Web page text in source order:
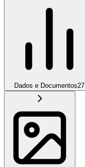
Dados e Documentos27